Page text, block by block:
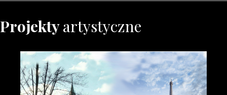
Projektyartystyczne